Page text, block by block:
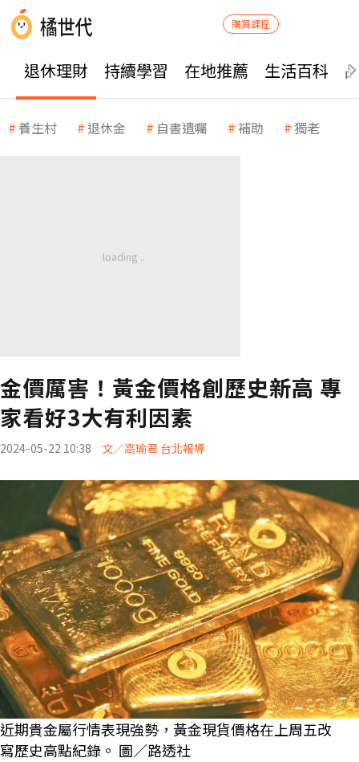
購買課程
退休理財 持續學習 在地推薦 生活百科
養生村 退休金 自書遺囑 補助 獨老
金價厲害！黃金價格創歷史新高 專
家看好3大有利因素
2024-05-22 10:38 文／高瑜君 台北報導
近期貴金屬行情表現強勢，黃金現貨價格在上周五改
寫歷史高點紀錄。 圖／路透社